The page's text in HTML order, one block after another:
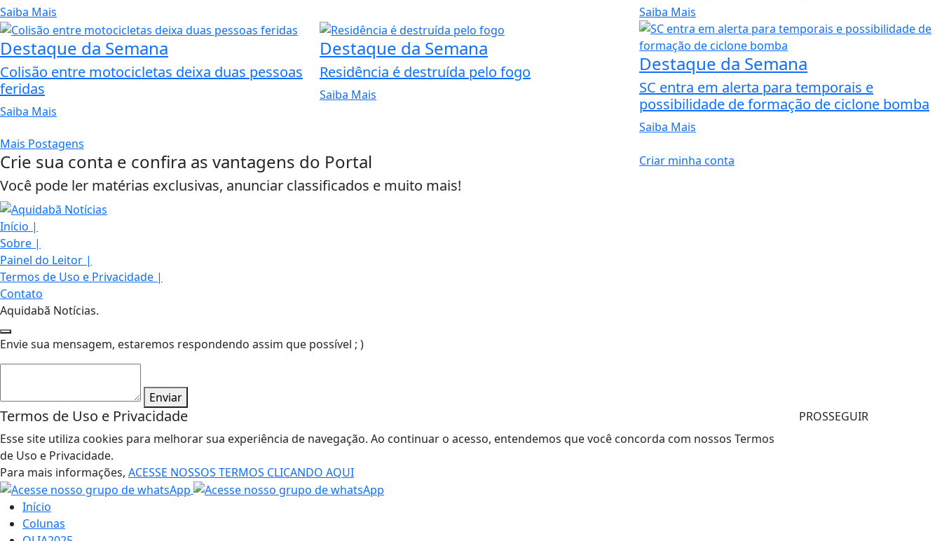
Saiba Mais Saiba Mais
Destaque da Semana
Colisão entre motocicletas deixa duas pessoas
feridas
Saiba Mais
Destaque da Semana
Residência é destruída pelo fogo
Saiba Mais
Destaque da Semana
SC entra em alerta para temporais e
possibilidade de formação de ciclone bomba
Saiba Mais
Mais Postagens
Crie sua conta e confira as vantagens do Portal
Você pode ler matérias exclusivas, anunciar classificados e muito mais!
Criar minha conta
Início |
Sobre |
Painel do Leitor |
Termos de Uso e Privacidade |
Contato
Aquidabã Notícias.
Envie sua mensagem, estaremos respondendo assim que possível ; )
Enviar
Termos de Uso e Privacidade
Esse site utiliza cookies para melhorar sua experiência de navegação. Ao continuar o acesso, entendemos que você concorda com nossos Termos
de Uso e Privacidade.
Para mais informações, ACESSE NOSSOS TERMOS CLICANDO AQUI
PROSSEGUIR
Início
Colunas